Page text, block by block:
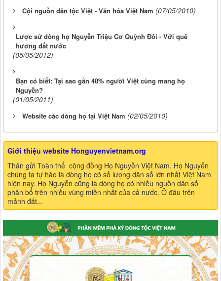
Cội nguồn dân tộc Việt - Văn hóa Việt Nam (07/05/2010)
Lược sử dòng họ Nguyễn Triệu Cơ Quỳnh Đôi - Với quê
hương đất nước
(05/05/2012)
Bạn có biết: Tại sao gần 40% người Việt cùng mang họ
Nguyễn?
(01/05/2011)
Website các dòng họ tại Việt Nam (02/05/2010)
Giới thiệu website Honguyenvietnam.org
Thân gửi Toàn thể cộng đồng Họ Nguyễn Việt Nam. Họ Nguyễn
chúng ta tự hào là dòng họ có số lượng dân số lớn nhất Việt Nam
hiện nay. Họ Nguyễn cũng là dòng họ có nhiều nguồn dân số
phân bổ trên nhiều vùng miền nhất của cả nước. Ở đâu trên
mảnh đất...